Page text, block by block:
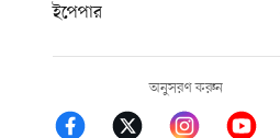
ইপেপার
অনুসরণ করুন